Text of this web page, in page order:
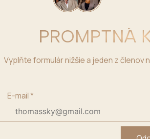
PROMPTNÁ
Vyplňte formulár nižšie a jeden z
E-mail*